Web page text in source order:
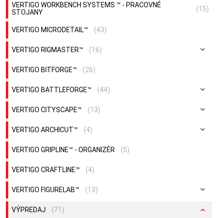
VERTIGO WORKBENCH SYSTEMS ™ - PRACOVNÉ
STOJANY
(15)
VERTIGO MICRODETAIL™ (43)
VERTIGO RIGMASTER™ (16)
VERTIGO BITFORGE™ (26)
VERTIGO BATTLEFORGE™ (44)
VERTIGO CITYSCAPE™ (13)
VERTIGO ARCHICUT™ (4)
VERTIGO GRIPLINE™ - ORGANIZÉR (5)
VERTIGO CRAFTLINE™ (4)
VERTIGO FIGURELAB™ (13)
VÝPREDAJ (71)